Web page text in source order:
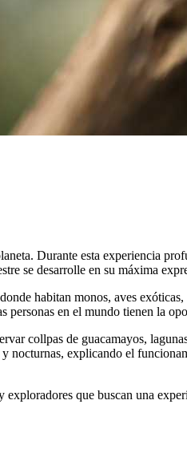
Durante esta experiencia
se desarrolle en su máxima
habitan monos, aves
personas en el mundo tienen la
collpas de guacamayos,
nocturnas, explicando el
que buscan una